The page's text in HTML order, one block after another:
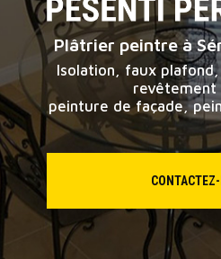
Plâtrier peintre à
Isolation, faux
revêtement
peinture de façade,